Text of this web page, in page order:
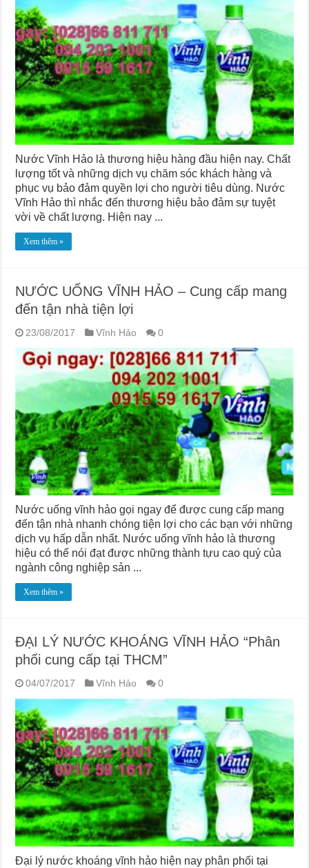
Nước Vĩnh Hảo là thương hiệu hàng đầu hiện nay. Chất
lượng tốt và những dịch vụ chăm sóc khách hàng và
phục vụ bảo đảm quyền lợi cho người tiêu dùng. Nước
Vĩnh Hảo thì nhắc đến thương hiệu bảo đảm sự tuyệt
vời về chất lượng. Hiện nay ...
Xem thêm »
NƯỚC UỐNG VĨNH HẢO – Cung cấp mang
đến tận nhà tiện lợi
23/08/2017 Vĩnh Hảo 0
Nước uống vĩnh hảo gọi ngay để được cung cấp mang
đến tận nhà nhanh chóng tiện lợi cho các bạn với những
dịch vụ hấp dẫn nhất. Nước uống vĩnh hảo là thương
hiệu có thể nói đạt được những thành tựu cao quý của
ngành công nghiệp sản ...
Xem thêm »
ĐẠI LÝ NƯỚC KHOÁNG VĨNH HẢO “Phân
phối cung cấp tại THCM”
04/07/2017 Vĩnh Hảo 0
Đại lý nước khoáng vĩnh hảo hiện nay phân phối tại